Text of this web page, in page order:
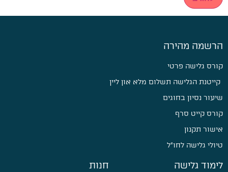
הרשמה מהירה
קורס גלישה פרטי
קייטנת הגלישה תשלום מלא און ליין
שיעור נסיון בחוגים
קורס קייט סרף
אישור תקנון
טיולי גלישה לחו״ל
לימוד גלישה חנות